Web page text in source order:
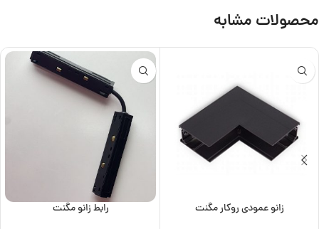
محصولات مشابه
زانو عمودی روکار مگنت رابط زانو مگنت